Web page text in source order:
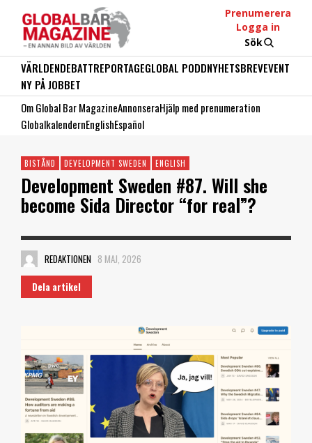
Prenumerera
Logga in
Sök
VÄRLDENDEBATTREPORTAGEGLOBAL PODDNYHETSBREVEVENT
NY PÅ JOBBET
Om Global Bar MagazineAnnonseraHjälp med prenumeration
GlobalkalendernEnglishEspañol
BISTÅND DEVELOPMENT SWEDEN ENGLISH
Development Sweden #87. Will she
become Sida Director “for real”?
REDAKTIONEN 8 MAJ, 2026
Dela artikel